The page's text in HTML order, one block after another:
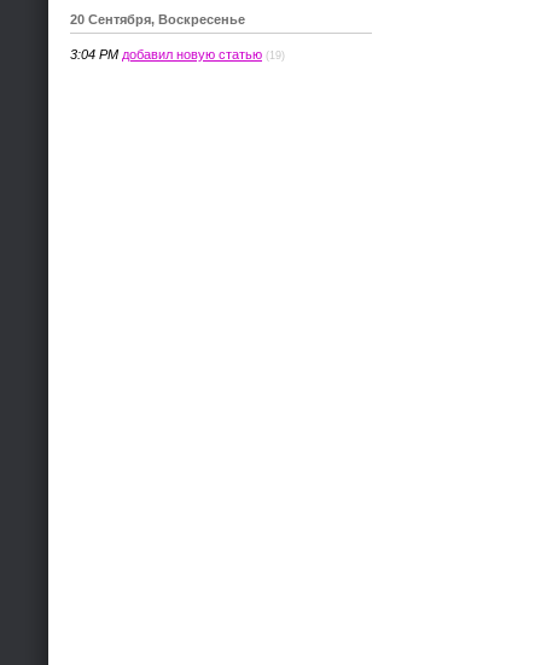
20 Сентября, Воскресенье
3:04 PM добавил новую статью (19)